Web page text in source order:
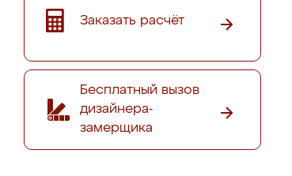
Заказать расчёт
Бесплатный вызов
дизайнера-
замерщика